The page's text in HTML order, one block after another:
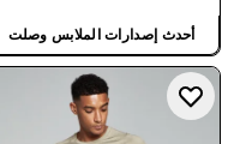
أحدث إصدارات الملابس وصلت